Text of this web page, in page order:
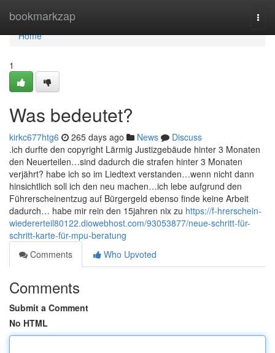
bookmarkzap
Home
Home
1
Was bedeutet?
kirkc677htg6 265 days ago News
Discuss
.ich durfte den copyright Lärmig Justizgebäude hinter 3 Monaten
den Neuerteilen…sind dadurch die strafen hinter 3 Monaten
verjährt? habe ich so im Liedtext verstanden…wenn nicht dann
hinsichtlich soll ich den neu machen…ich lebe aufgrund den
Führerscheinentzug auf Bürgergeld ebenso finde keine Arbeit
dadurch… habe mir rein den 15jahren nix zu https://f-hrerschein-
wiedererteil80122.diowebhost.com/93053877/neue-schritt-für-
schritt-karte-für-mpu-beratung
Comments
Who Upvoted
Comments
Submit a Comment
No HTML